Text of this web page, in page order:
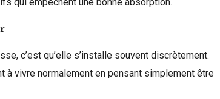
c’est qu’elle s’installe souvent discrètement.
à vivre normalement en pensant simplement être